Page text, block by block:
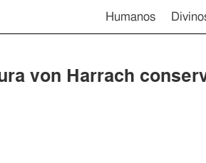
Humanos
von Harrach